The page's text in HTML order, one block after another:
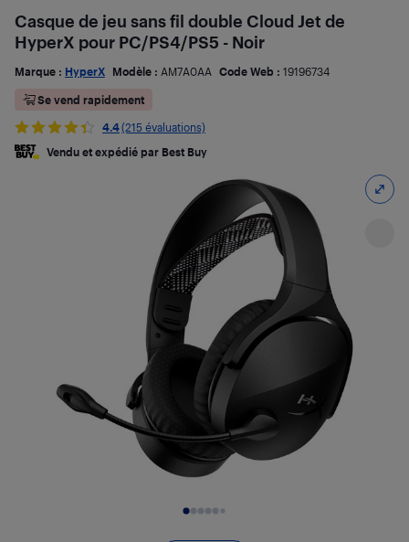
Casque de jeu sans fil double Cloud Jet de
HyperX pour PC/PS4/PS5 - Noir
Marque : HyperX Modèle : AM7A0AA Code Web : 19196734
Se vend rapidement
4.4(215 évaluations)
Vendu et expédié par Best Buy